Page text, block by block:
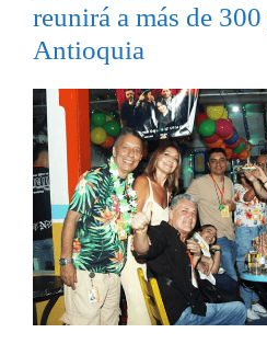
reunirá a más de
Antioquia